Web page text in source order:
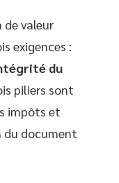
de valeur
exigences :
du
piliers sont
impôts et
document